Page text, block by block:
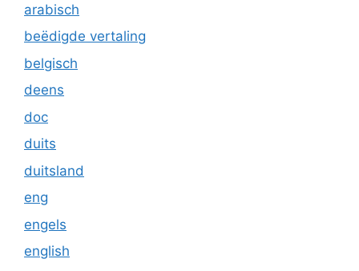
arabisch
beëdigde vertaling
belgisch
deens
doc
duits
duitsland
eng
engels
english